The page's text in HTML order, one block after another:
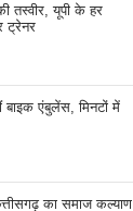
तस्वीर, यूपी के हर
ट्रेनर
बाइक एंबुलेंस, मिनटों में
का समाज कल्याण